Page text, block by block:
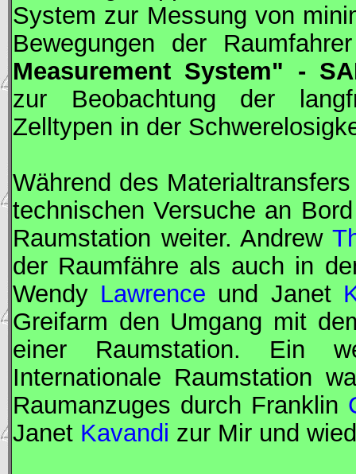
System zur Messung von
Bewegungen der
Measurement System" -
zur Beobachtung der
Zelltypen in der
Während des
technischen Versuche an
Raumstation weiter. Andrew
der Raumfähre als auch in
Wendy Lawrence und Janet
Greifarm den Umgang mit
einer Raumstation. Ein
Internationale Raumstation
Raumanzuges durch Franklin
Janet Kavandi zur Mir und